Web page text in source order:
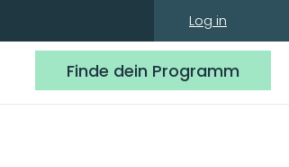
Log in
Finde dein Programm